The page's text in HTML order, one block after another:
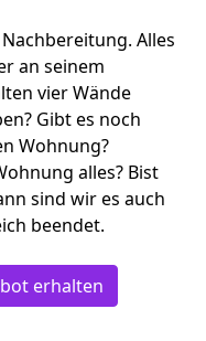
Alles
an seinem
vier Wände
Gibt es noch
Wohnung?
alles? Bist
sind wir es auch
beendet.
erhalten